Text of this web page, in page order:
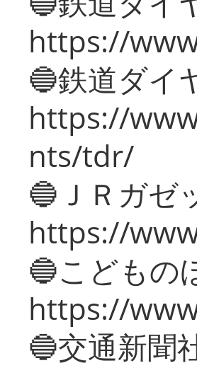
https://
🔵鉄道ダイ
https://
nts/tdr/
🔵ＪＲガゼ
https://
🔵こどもの
https://
🔵交通新聞